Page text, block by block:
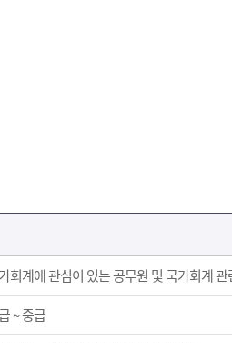
회계에 관심이 있는 공무원 및 국가회계
~ 중급